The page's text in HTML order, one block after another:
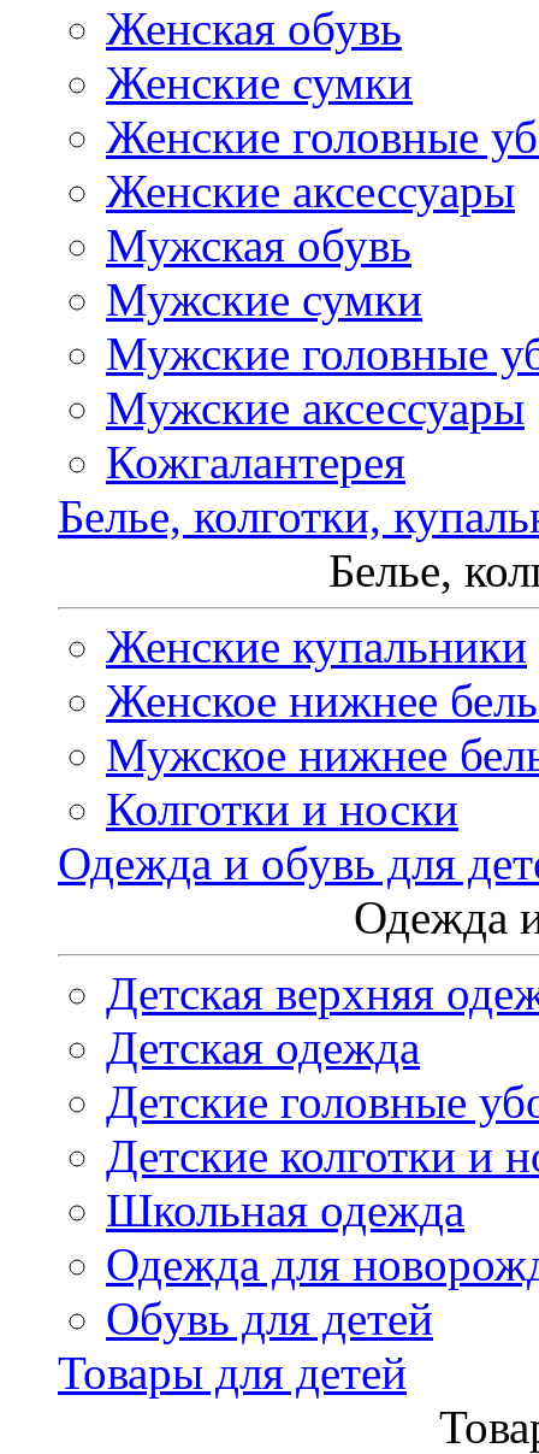
Женская обувь
Женские сумки
Женские головные
Женские аксессуары
Мужская обувь
Мужские сумки
Мужские головные
Мужские аксессуары
Кожгалантерея
Белье, колготки,
Белье,
Женские купальники
Женское нижнее
Мужское нижнее
Колготки и носки
Одежда и обувь для
Одежда
Детская верхняя
Детская одежда
Детские головные
Детские колготки и
Школьная одежда
Одежда для
Обувь для детей
Товары для детей